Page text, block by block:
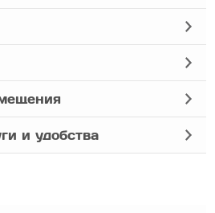
и удобства